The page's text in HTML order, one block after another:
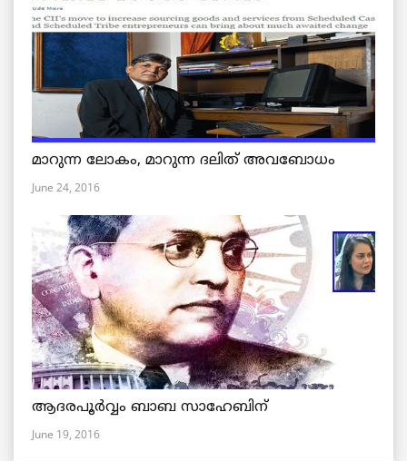
മാറുന്ന ലോകം, മാറുന്ന ദലിത് അവബോധം
June 24, 2016
ആദരപൂര്‍വ്വം ബാബ സാഹേബിന്
June 19, 2016